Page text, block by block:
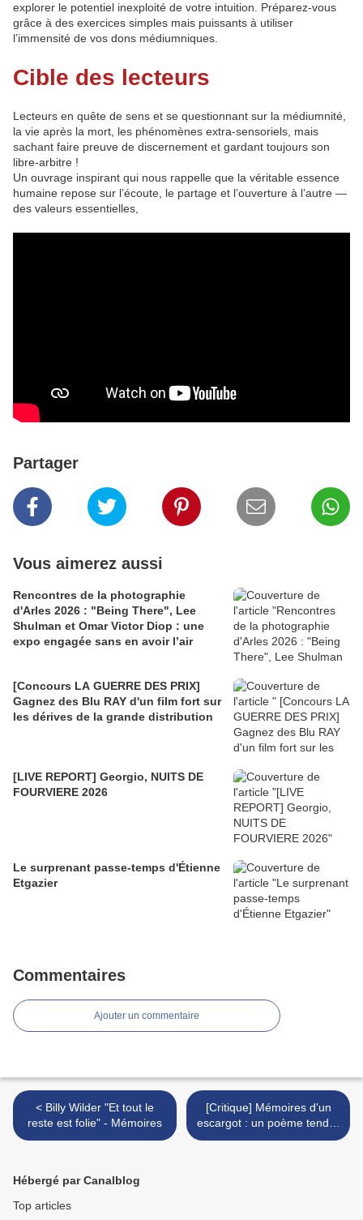
explorer le potentiel inexploité de votre intuition. Préparez-vous
grâce à des exercices simples mais puissants à utiliser
l’immensité de vos dons médiumniques.
Cible des lecteurs
Lecteurs en quête de sens et se questionnant sur la médiumnité,
la vie après la mort, les phénomènes extra-sensoriels, mais
sachant faire preuve de discernement et gardant toujours son
libre-arbitre !
Un ouvrage inspirant qui nous rappelle que la véritable essence
humaine repose sur l’écoute, le partage et l’ouverture à l’autre —
des valeurs essentielles,
Partager
Vous aimerez aussi
Rencontres de la photographie
d'Arles 2026 : "Being There", Lee
Shulman et Omar Victor Diop : une
expo engagée sans en avoir l’air
[Concours LA GUERRE DES PRIX]
Gagnez des Blu RAY d'un film fort sur
les dérives de la grande distribution
[LIVE REPORT] Georgio, NUITS DE
FOURVIERE 2026
Le surprenant passe-temps d'Étienne
Etgazier
Commentaires
Ajouter un commentaire
< Billy Wilder "Et tout le
reste est folie" - Mémoires
[Critique] Mémoires d'un
escargot : un poème tendre
sur la noirceur du monde >
Hébergé par Canalblog
Top articles